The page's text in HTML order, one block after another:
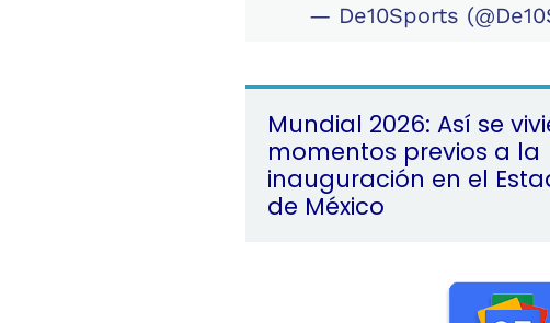
— De10Sports
Mundial 2026: Así se
momentos previos a la
inauguración en el
de México